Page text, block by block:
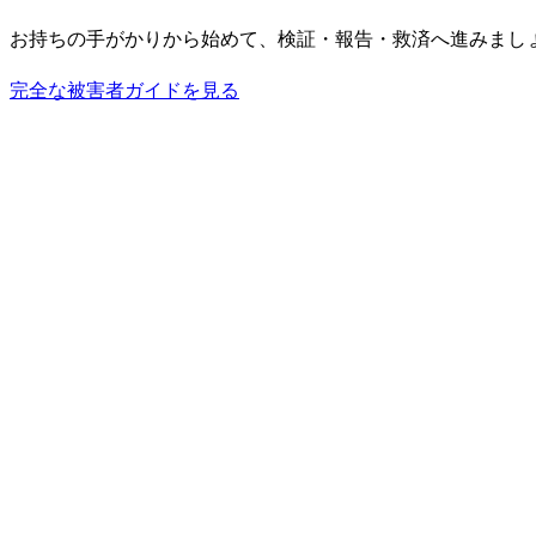
お持ちの手がかりから始めて、検証・報告・救済へ進みまし
完全な被害者ガイドを見る